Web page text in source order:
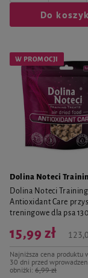
Do
W PROMOCJI
Dolina Noteci
Dolina Noteci
Antioxidant Care
treningowe dla psa
15,99 zł
Najniższa cena produktu
30 dni przed
obniżki: 6,99 zł